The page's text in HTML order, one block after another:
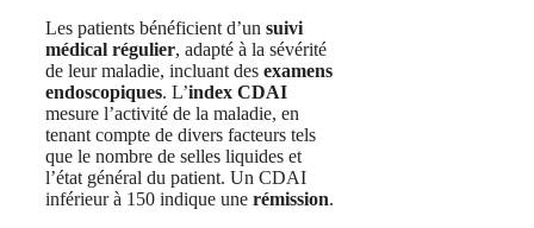
Les patients bénéficient d’un suivi
médical régulier, adapté à la sévérité
de leur maladie, incluant des examens
endoscopiques. L’index CDAI
mesure l’activité de la maladie, en
tenant compte de divers facteurs tels
que le nombre de selles liquides et
l’état général du patient. Un CDAI
inférieur à 150 indique une rémission.